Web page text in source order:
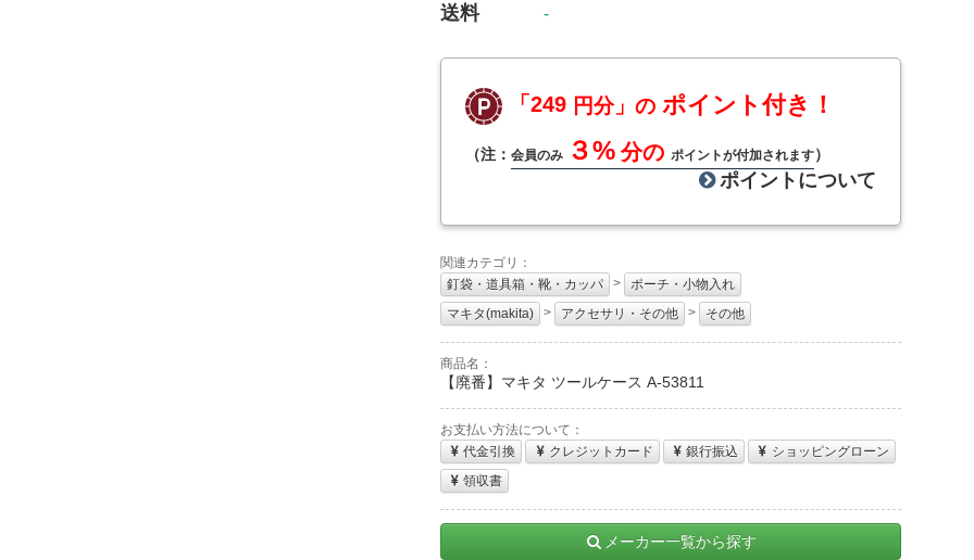
送料 -
「249 円分」のポイント付き！
（注： 会員のみ ３% 分のポイントが付加されます）
ポイントについて
関連カテゴリ：
釘袋・道具箱・靴・カッパ
>
ポーチ・小物入れ
マキタ(makita)
> アクセサリ・その他 > その他
商品名：
【廃番】マキタ ツールケース A-53811
お支払い方法について：
代金引換
クレジットカード 銀行振込
ショッピングローン
領収書
メーカー一覧から探す